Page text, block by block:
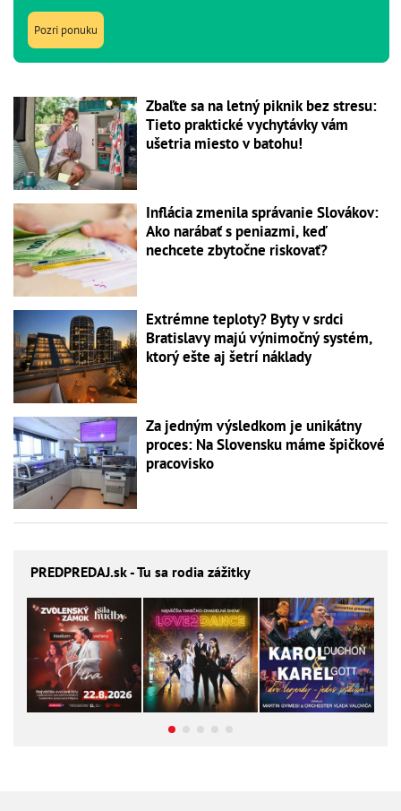
Pozri ponuku
Zbaľte sa na letný piknik bez stresu:
Tieto praktické vychytávky vám
ušetria miesto v batohu!
Inflácia zmenila správanie Slovákov:
Ako narábať s peniazmi, keď
nechcete zbytočne riskovať?
Extrémne teploty? Byty v srdci
Bratislavy majú výnimočný systém,
ktorý ešte aj šetrí náklady
Za jedným výsledkom je unikátny
proces: Na Slovensku máme špičkové
pracovisko
PREDPREDAJ.sk - Tu sa rodia zážitky